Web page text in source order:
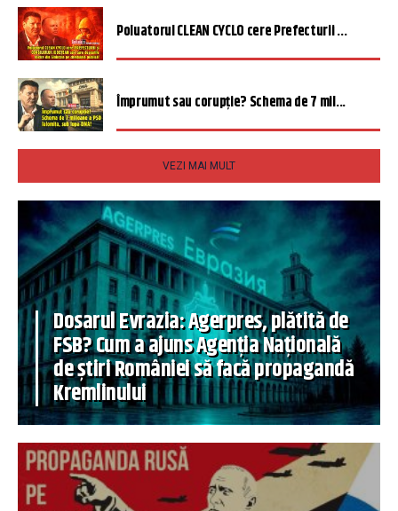
Poluatorul CLEAN CYCLO cere Prefecturii ...
Împrumut sau corupție? Schema de 7 mil...
VEZI MAI MULT
Dosarul Evrazia: Agerpres, plătită de
FSB? Cum a ajuns Agenția Națională
de știri României să facă propagandă
Kremlinului